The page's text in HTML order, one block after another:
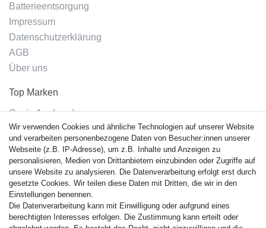
Batterieentsorgung
Impressum
Datenschutzerklärung
AGB
Über uns
Top Marken
Casio Armband
Festina Armband
Citizen Armband
M. Lacroix Armband
J. Lemans Armband
Uhrenarmbänder - Alle
Sicherheit
Wir verwenden Cookies und ähnliche Technologien auf unserer Website
und verarbeiten personenbezogene Daten von Besucher:innen unserer
Webseite (z.B. IP-Adresse), um z.B. Inhalte und Anzeigen zu
personalisieren, Medien von Drittanbietern einzubinden oder Zugriffe auf
unsere Website zu analysieren. Die Datenverarbeitung erfolgt erst durch
gesetzte Cookies. Wir teilen diese Daten mit Dritten, die wir in den
Einstellungen benennen.
Die Datenverarbeitung kann mit Einwilligung oder aufgrund eines
berechtigten Interesses erfolgen. Die Zustimmung kann erteilt oder